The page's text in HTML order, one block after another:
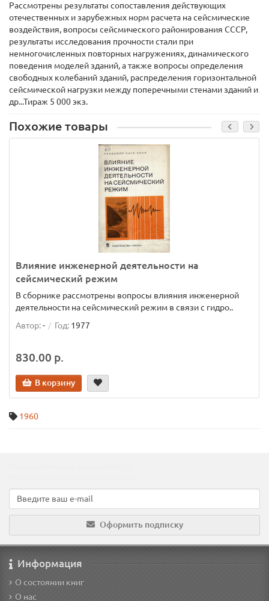
Рассмотрены результаты сопоставления действующих
отечественных и зарубежных норм расчета на сейсмические
воздействия, вопросы сейсмического районирования СССР,
результаты исследования прочности стали при
немногочисленных повторных нагружениях, динамического
поведения моделей зданий, а также вопросы определения
свободных колебаний зданий, распределения горизонтальной
сейсмической нагрузки между поперечными стенами зданий и
др...Тираж 5 000 экз.
Похожие товары
Влияние инженерной деятельности на
сейсмический режим
В сборнике рассмотрены вопросы влияния инженерной
деятельности на сейсмический режим в связи с гидро..
Автор:- Год: 1977
830.00 р.
В корзину
1960
Оформить подписку
Информация
О состоянии книг
О нас